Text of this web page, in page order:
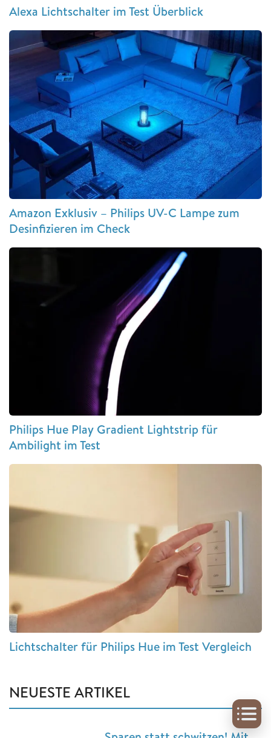
Alexa Lichtschalter im Test Überblick
Amazon Exklusiv – Philips UV-C Lampe zum
Desinfizieren im Check
Philips Hue Play Gradient Lightstrip für
Ambilight im Test
Lichtschalter für Philips Hue im Test Vergleich
NEUESTE ARTIKEL